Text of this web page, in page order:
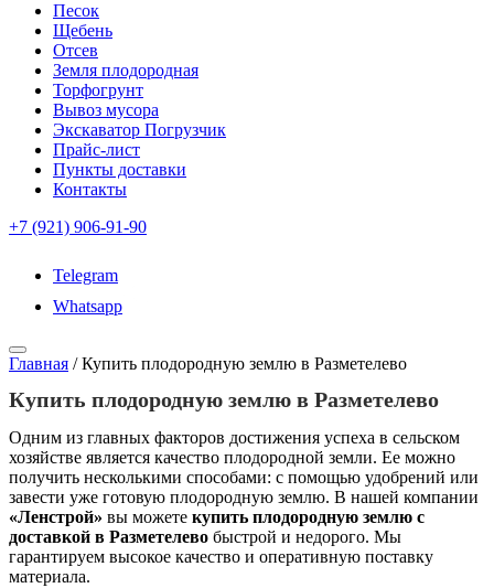
Песок
Щебень
Отсев
Земля плодородная
Торфогрунт
Вывоз мусора
Экскаватор Погрузчик
Прайс-лист
Пункты доставки
Контакты
+7 (921) 906-91-90
Telegram
Whatsapp
Главная /Купить плодородную землю в Разметелево
Купить плодородную землю в Разметелево
Одним из главных факторов достижения успеха в сельском
хозяйстве является качество плодородной земли. Ее можно
получить несколькими способами: с помощью удобрений или
завести уже готовую плодородную землю. В нашей компании
«Ленстрой» вы можете купить плодородную землю с
доставкой в Разметелево быстрой и недорого. Мы
гарантируем высокое качество и оперативную поставку
материала.